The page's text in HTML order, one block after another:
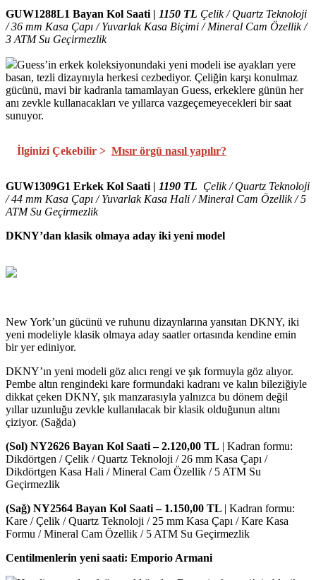
GUW1288L1 Bayan Kol Saati | 1150 TL Çelik / Quartz Teknoloji
/ 36 mm Kasa Çapı / Yuvarlak Kasa Biçimi / Mineral Cam Özellik /
3 ATM Su Geçirmezlik
Guess’in erkek koleksiyonundaki yeni modeli ise ayakları yere
basan, tezli dizaynıyla herkesi cezbediyor. Çeliğin karşı konulmaz
gücünü, mavi bir kadranla tamamlayan Guess, erkeklere günün her
anı zevkle kullanacakları ve yıllarca vazgeçemeyecekleri bir saat
sunuyor.
İlginizi Çekebilir > Mısır örgü nasıl yapılır?
GUW1309G1 Erkek Kol Saati | 1190 TL Çelik / Quartz Teknoloji
/ 44 mm Kasa Çapı / Yuvarlak Kasa Hali / Mineral Cam Özellik / 5
ATM Su Geçirmezlik
DKNY’dan klasik olmaya aday iki yeni model
New York’un gücünü ve ruhunu dizaynlarına yansıtan DKNY, iki
yeni modeliyle klasik olmaya aday saatler ortasında kendine emin
bir yer ediniyor.
DKNY’ın yeni modeli göz alıcı rengi ve şık formuyla göz alıyor.
Pembe altın rengindeki kare formundaki kadranı ve kalın bileziğiyle
dikkat çeken DKNY, şık manzarasıyla yalnızca bu dönem değil
yıllar uzunluğu zevkle kullanılacak bir klasik olduğunun altını
çiziyor. (Sağda)
(Sol) NY2626 Bayan Kol Saati – 2.120,00 TL | Kadran formu:
Dikdörtgen / Çelik / Quartz Teknoloji / 26 mm Kasa Çapı /
Dikdörtgen Kasa Hali / Mineral Cam Özellik / 5 ATM Su
Geçirmezlik
(Sağ) NY2564 Bayan Kol Saati – 1.150,00 TL | Kadran formu:
Kare / Çelik / Quartz Teknoloji / 25 mm Kasa Çapı / Kare Kasa
Formu / Mineral Cam Özellik / 5 ATM Su Geçirmezlik
Centilmenlerin yeni saati: Emporio Armani